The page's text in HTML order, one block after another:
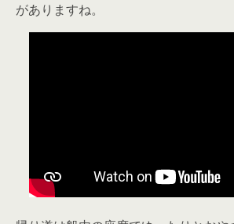
がありますね。